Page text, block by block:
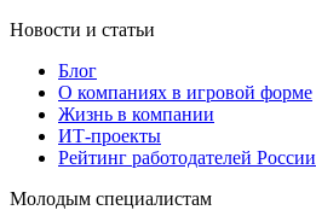
Новости и статьи
Блог
О компаниях в игровой форме
Жизнь в компании
ИТ-проекты
Рейтинг работодателей России
Молодым специалистам